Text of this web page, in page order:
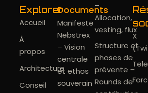
Explorer
Accueil
À
propos
Architecture
Conseil
Documents
Manifeste
Nebstrex
– Vision
centrale
et ethos
souverain
–
Allocation,
vesting, flux
Structure et
phases de
prévente –
Rounds de
X